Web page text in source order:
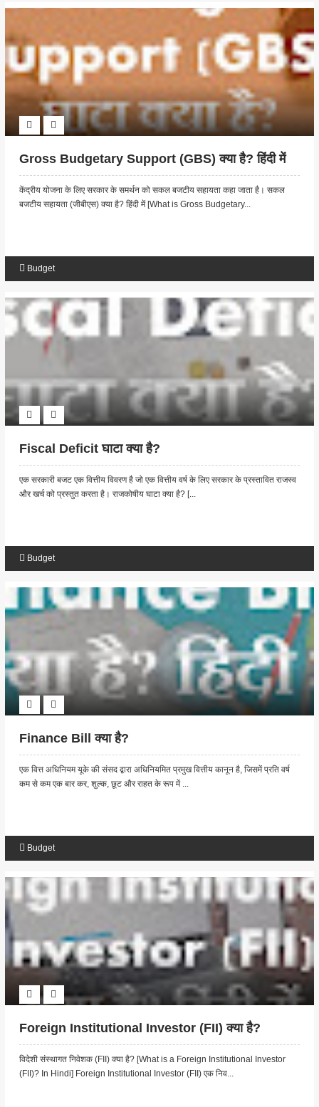
Gross Budgetary Support (GBS) क्या है? हिंदी में
केंद्रीय योजना के लिए सरकार के समर्थन को सकल बजटीय सहायता कहा जाता है। सकल
बजटीय सहायता (जीबीएस) क्या है? हिंदी में [What is Gross Budgetary...
Budget
Fiscal Deficit घाटा क्या है?
एक सरकारी बजट एक वित्तीय विवरण है जो एक वित्तीय वर्ष के लिए सरकार के प्रस्तावित राजस्व
और खर्च को प्रस्तुत करता है। राजकोषीय घाटा क्या है? [...
Budget
Finance Bill क्या है?
एक वित्त अधिनियम यूके की संसद द्वारा अधिनियमित प्रमुख वित्तीय कानून है, जिसमें प्रति वर्ष
कम से कम एक बार कर, शुल्क, छूट और राहत के रूप में ...
Budget
Foreign Institutional Investor (FII) क्या है?
विदेशी संस्थागत निवेशक (FII) क्या है? [What is a Foreign Institutional Investor
(FII)? In Hindi] Foreign Institutional Investor (FII) एक निव...